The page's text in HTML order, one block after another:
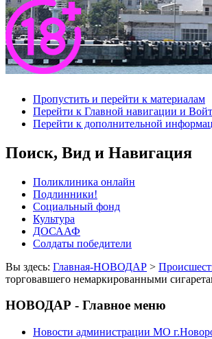
Пропустить и перейти к материалам
Перейти к Главной навигации и
Перейти к дополнительной
Поиск, Вид и Навигация
Поликлиника онлайн
Подлинники!
Социальный фонд
Культура
ДОСААФ
Солдаты победители
Вы здесь: Главная-НОВОДАР >
торговавшего немаркированными
НОВОДАР - Главное меню
Новости администрации МО